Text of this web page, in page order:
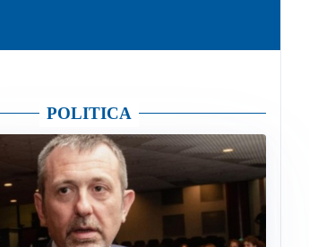
POLITICA